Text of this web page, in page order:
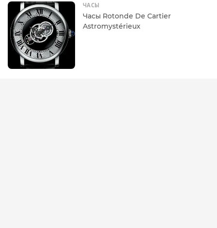
ЧАСЫ
Часы Rotonde De Cartier
Astromystérieux